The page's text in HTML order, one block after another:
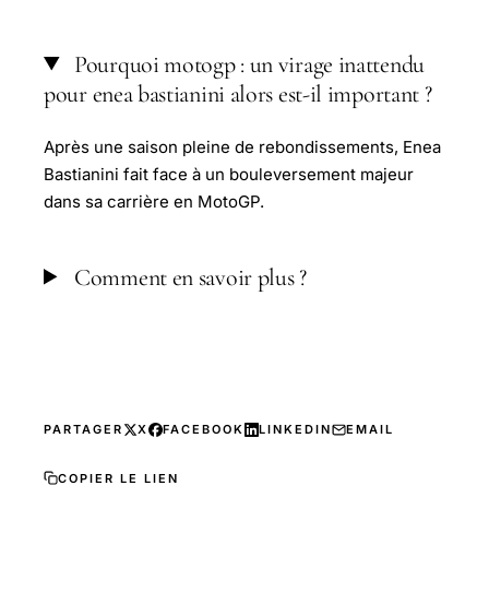
Pourquoi motogp : un virage inattendu
pour enea bastianini alors est-il important ?
Après une saison pleine de rebondissements, Enea
Bastianini fait face à un bouleversement majeur
dans sa carrière en MotoGP.
Comment en savoir plus ?
PARTAGER X FACEBOOK LINKEDIN EMAIL
COPIER LE LIEN